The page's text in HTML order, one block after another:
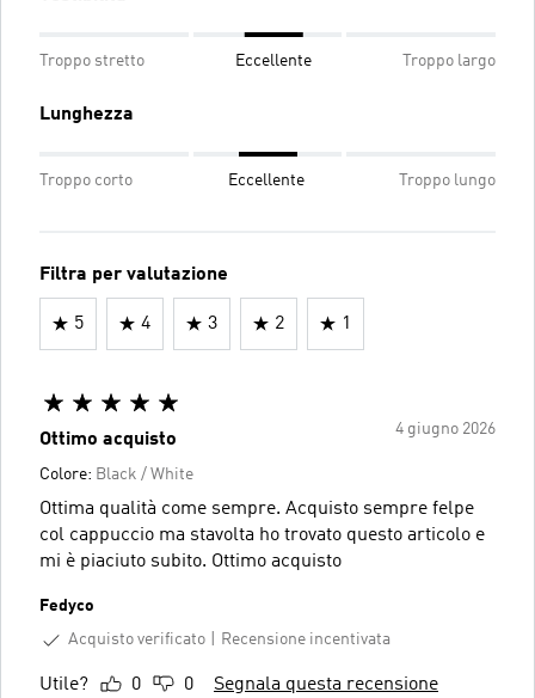
Troppo stretto Eccellente Troppo largo
Lunghezza
Troppo corto Eccellente Troppo lungo
Filtra per valutazione
5 4 3 2 1
4 giugno 2026
Ottimo acquisto
Colore: Black / White
Ottima qualità come sempre. Acquisto sempre felpe
col cappuccio ma stavolta ho trovato questo articolo e
mi è piaciuto subito. Ottimo acquisto
Fedyco
Acquisto verificato
Recensione incentivata
Utile? 0 0 Segnala questa recensione